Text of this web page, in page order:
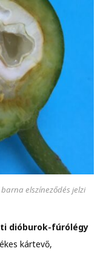
elszíneződés jelzi
dióburok-fúrólégy
kártevő,